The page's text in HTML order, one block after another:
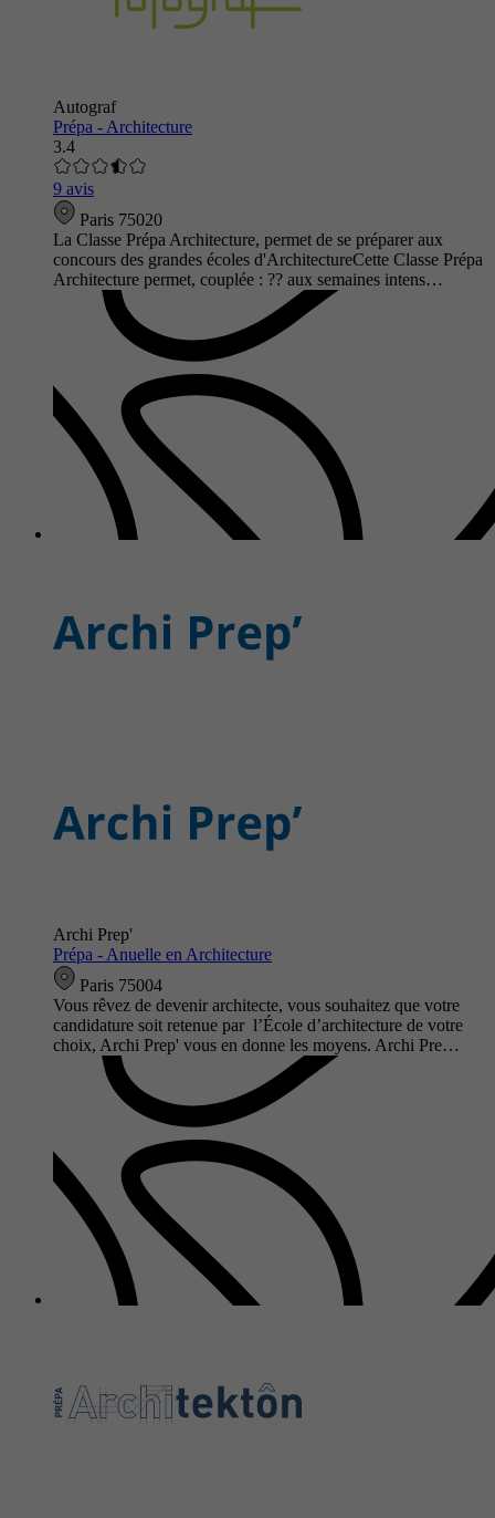
Autograf
Prépa - Architecture
3.4
9 avis
Paris 75020
La Classe Prépa Architecture, permet de se préparer aux
concours des grandes écoles d'ArchitectureCette Classe Prépa
Architecture permet, couplée : ?? aux semaines intens…
Archi Prep'
Prépa - Anuelle en Architecture
Paris 75004
Vous rêvez de devenir architecte, vous souhaitez que votre
candidature soit retenue par l’École d’architecture de votre
choix, Archi Prep' vous en donne les moyens. Archi Pre…